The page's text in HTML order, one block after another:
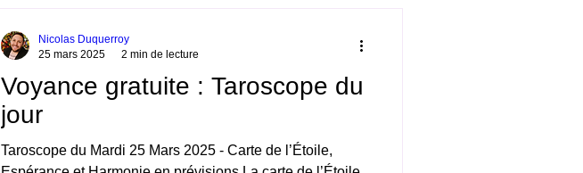
Voyance gratuite : Taroscope du
jour
Taroscope du Mardi 25 Mars 2025 - Carte de l’Étoile,
Nicolas Duquerroy
25 mars 2025
2 min de lecture